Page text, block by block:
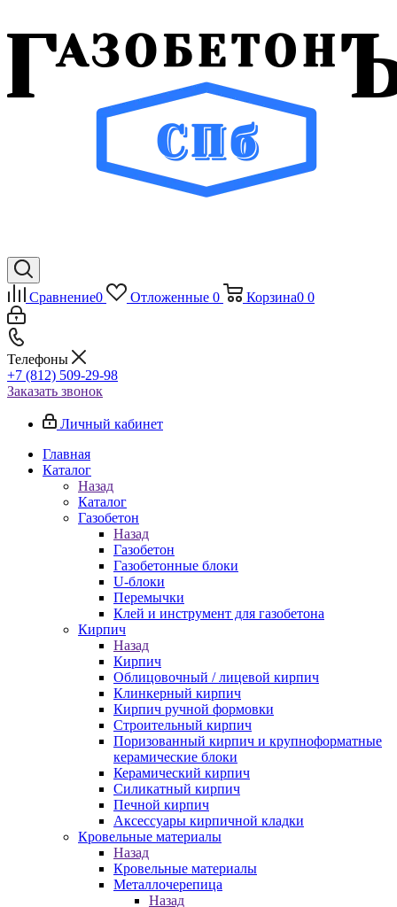
Сравнение0 Отложенные 0 Корзина0 0
Телефоны
+7 (812) 509-29-98
Заказать звонок
Личный кабинет
Главная
Каталог
Назад
Каталог
Газобетон
Назад
Газобетон
Газобетонные блоки
U-блоки
Перемычки
Клей и инструмент для газобетона
Кирпич
Назад
Кирпич
Облицовочный / лицевой кирпич
Клинкерный кирпич
Кирпич ручной формовки
Строительный кирпич
Поризованный кирпич и крупноформатные
керамические блоки
Керамический кирпич
Силикатный кирпич
Печной кирпич
Аксессуары кирпичной кладки
Кровельные материалы
Назад
Кровельные материалы
Металлочерепица
Назад